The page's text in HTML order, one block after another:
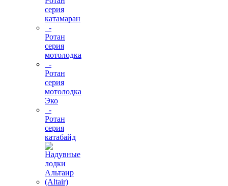
серия
катамаран
-
Ротан
серия
мотолодка
-
Ротан
серия
мотолодка
Эко
-
Ротан
серия
катабайд